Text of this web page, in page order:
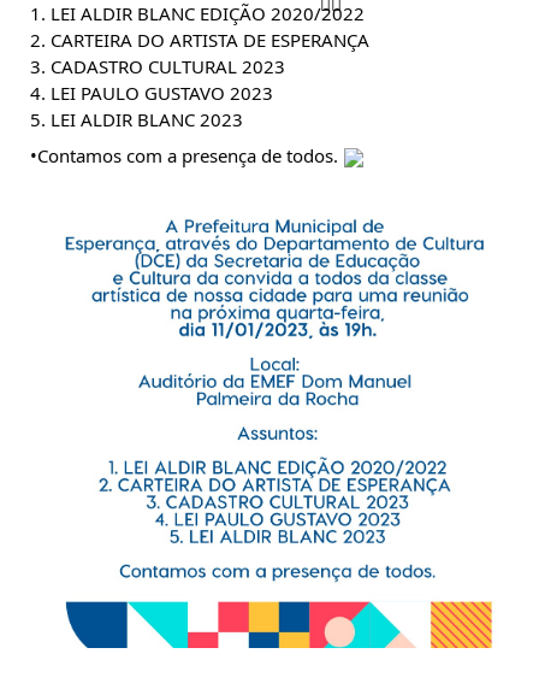
1. LEI ALDIR BLANC EDIÇÃO 2020/2022
2. CARTEIRA DO ARTISTA DE ESPERANÇA
3. CADASTRO CULTURAL 2023
4. LEI PAULO GUSTAVO 2023
5. LEI ALDIR BLANC 2023
•Contamos com a presença de todos.